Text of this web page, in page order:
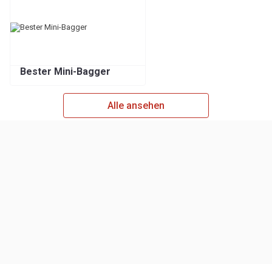
Bester Mini-Bagger
Alle ansehen